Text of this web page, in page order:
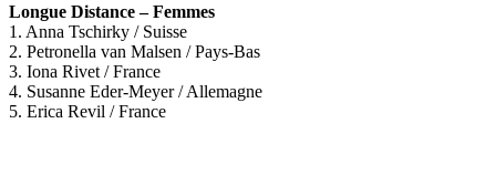
Longue Distance – Femmes
1. Anna Tschirky / Suisse
2. Petronella van Malsen / Pays-Bas
3. Iona Rivet / France
4. Susanne Eder-Meyer / Allemagne
5. Erica Revil / France